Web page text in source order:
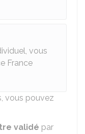
vous
France
vous pouvez
validé par